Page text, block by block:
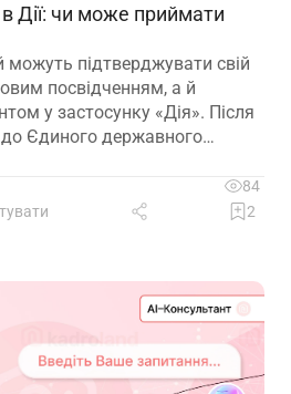
Дії: чи може приймати
можуть підтверджувати свій
посвідченням, а й
у застосунку «Дія». Після
до Єдиного державного
зокрема й реалізовувати
законодавством
84
2